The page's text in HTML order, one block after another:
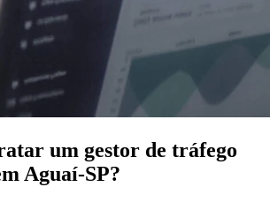
um gestor de tráfego
Aguaí-SP?